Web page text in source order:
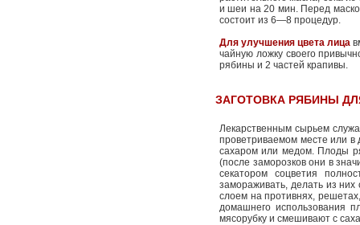
и шеи на 20 мин. Перед
состоит из 6—8 процедур.
Для улучшения цвета лица
чайную ложку своего
рябины и 2 частей крапивы.
ЗАГОТОВКА РЯБИНЫ
Лекарственным сырьем
проветриваемом месте или в
сахаром или медом. Плоды
(после заморозков они в
секатором соцветия
замораживать, делать из
слоем на противнях,
домашнего использования
мясорубку и смешивают с